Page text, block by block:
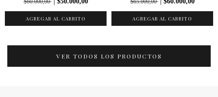
$60.000,00 $65.000,00
VER TODOS LOS PRODUCTOS